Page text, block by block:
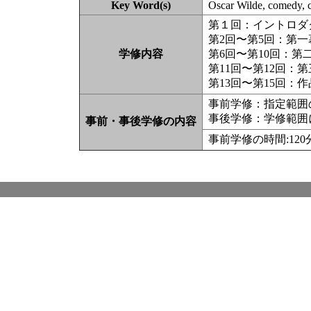
Key Word(s) Oscar Wilde, comedy,
学修内容
第１回：イントロダ
第2回〜第5回：第一
第6回〜第10回：第
第11回〜第12回：第
第13回〜第15回：
事前・事後学修の内容
事前学修：指定範囲
事後学修：学修範
事前学修の時間